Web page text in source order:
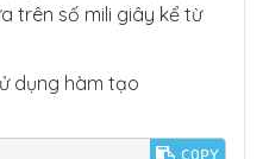
trên số mili giây kể từ
dụng hàm tạo
COPY